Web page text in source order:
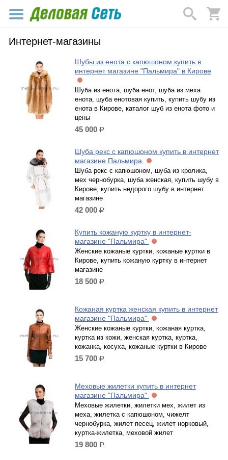
Интернет-магазины
Шубы из енота с капюшоном купить в
интернет магазине "Пальмира" в Кирове
Шуба из енота, шуба енот, шуба из меха
енота, шуба енотовая купить, купить шубу из
енота в Кирове, каталог шуб из енота фото и
цены
45 000 р.
Шуба рекс с капюшоном купить в интернет
магазине Пальмира
Шуба рекс с капюшоном, шуба из кролика,
мех чернобурка, шуба женская, купить шубу в
Кирове, купить недорого шубу в интернет
магазине
42 000 р.
Купить кожаную куртку в интернет-
магазине "Пальмира"
Женские кожаные куртки, кожаные куртки в
Кирове, купить кожаную куртку в интернет
магазине
18 500 р.
Кожаная куртка женская купить в интернет
магазине "Пальмира"
Женские кожаные куртки, кожаная куртка,
куртка из кожи, женская куртка, куртка,
кожанка, косуха, кожаные куртки в Кирове
15 700 р.
Меховые жилетки купить в интернет
магазине "Пальмира"
Меховые жилетки, жилетки мех, жилет из
меха, жилетка с капюшоном, чижелт
чернобурка, жилет песец, жилет норковый,
куртка-жилетка, меховой жилет
19 800 р.